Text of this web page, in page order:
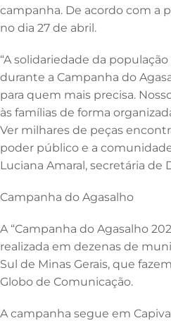
campanha. De acordo com a
no dia 27 de abril.
“A solidariedade da
durante a Campanha do
para quem mais precisa.
às famílias de forma
Ver milhares de peças
poder público e a
Luciana Amaral, secretária de
Campanha do Agasalho
A “Campanha do Agasalho
realizada em dezenas de
Sul de Minas Gerais, que
Globo de Comunicação.
A campanha segue em